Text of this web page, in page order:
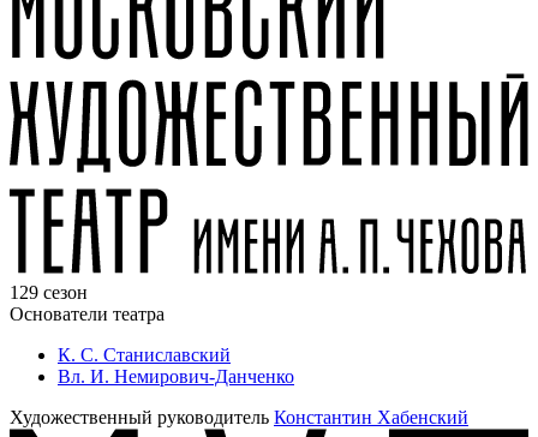
129 сезон
Основатели театра
К. С. Станиславский
Вл. И. Немирович-Данченко
Художественный руководитель Константин Хабенский